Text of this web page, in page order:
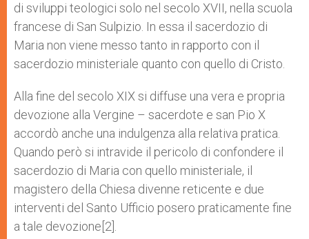
di sviluppi teologici solo nel secolo XVII, nella scuola
francese di San Sulpizio. In essa il sacerdozio di
Maria non viene messo tanto in rapporto con il
sacerdozio ministeriale quanto con quello di Cristo.
Alla fine del secolo XIX si diffuse una vera e propria
devozione alla Vergine – sacerdote e san Pio X
accordò anche una indulgenza alla relativa pratica.
Quando però si intravide il pericolo di confondere il
sacerdozio di Maria con quello ministeriale, il
magistero della Chiesa divenne reticente e due
interventi del Santo Ufficio posero praticamente fine
a tale devozione[2].